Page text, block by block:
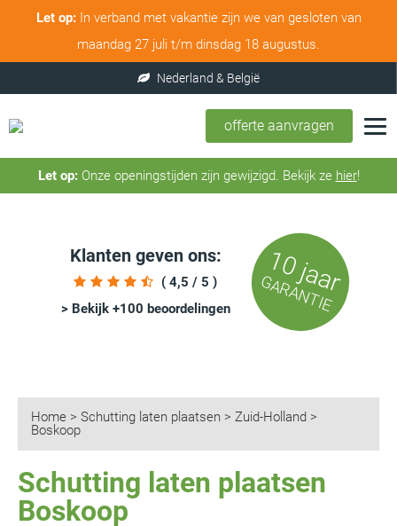
Let op:In verband met vakantie zijn we van gesloten van
maandag 27 juli t/m dinsdag 18 augustus.
offerte aanvragen
Let op:Onze openingstijden zijn gewijzigd. Bekijk ze hier!
Klanten geven ons:
( 4,5 / 5 )
> Bekijk +100 beoordelingen
10 jaar
GARANTIE
Home > Schutting laten plaatsen > Zuid-Holland >
Boskoop
Schutting laten plaatsen
Boskoop